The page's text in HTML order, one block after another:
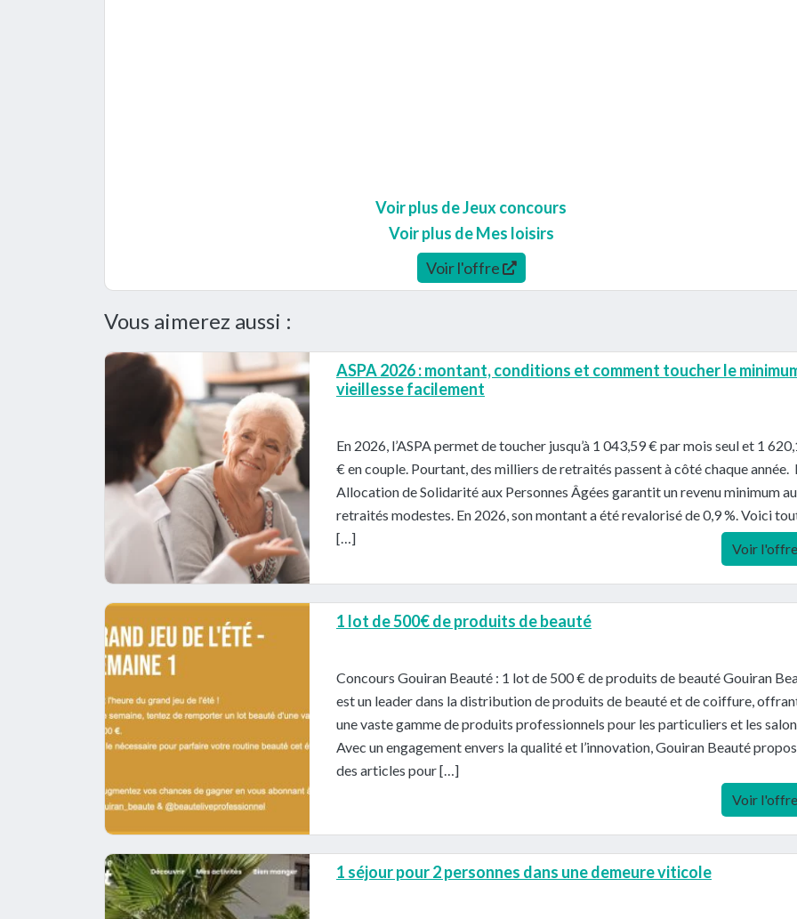
Voir plus de Jeux concours
Voir plus de Mes loisirs
Voir l'offre
Vous aimerez aussi :
ASPA 2026 : montant, conditions et comment toucher le
vieillesse facilement
En 2026, l’ASPA permet de toucher jusqu’à 1 043,59 € par mois seul et 1
€ en couple. Pourtant, des milliers de retraités passent à côté chaque année.
Allocation de Solidarité aux Personnes Âgées garantit un revenu minimum
retraités modestes. En 2026, son montant a été revalorisé de 0,9 %. Voici
[…]
Voir
1 lot de 500€ de produits de beauté
Concours Gouiran Beauté : 1 lot de 500 € de produits de beauté Gouiran
est un leader dans la distribution de produits de beauté et de coiffure,
une vaste gamme de produits professionnels pour les particuliers et les
Avec un engagement envers la qualité et l’innovation, Gouiran Beauté
des articles pour […]
Voir
1 séjour pour 2 personnes dans une demeure viticole